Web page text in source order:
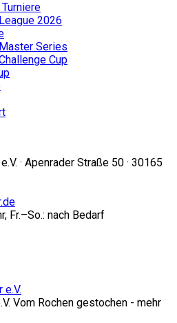
2026
Series
Cup
· Apenrader Straße 50 · 30165
Fr.–So.: nach Bedarf
Vom Rochen gestochen - mehr